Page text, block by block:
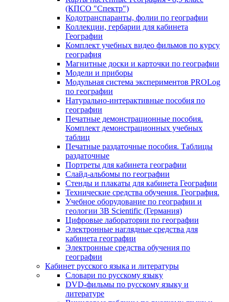
(КПСО "Спектр")
Кодотранспаранты, фолии по географии
Коллекции, гербарии для кабинета
Географии
Комплект учебных видео фильмов по курсу
география
Магнитные доски и карточки по географии
Модели и приборы
Модульная система экспериментов PROLog
по географии
Натурально-интерактивные пособия по
географии
Печатные демонстрационные пособия.
Комплект демонстрационных учебных
таблиц
Печатные раздаточные пособия. Таблицы
раздаточные
Портреты для кабинета географии
Слайд-альбомы по географии
Стенды и плакаты для кабинета Географии
Технические средства обучения. География.
Учебное оборудование по географии и
геологии 3B Scientific (Германия)
Цифровые лаборатории по географии
Электронные наглядные средства для
кабинета географии
Электронные средства обучения по
географии
Кабинет русского языка и литературы
Cловари по русскому языку
DVD-фильмы по русскому языку и
литературе